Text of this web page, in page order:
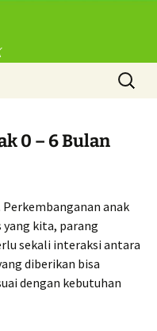
Search
for:
0 – 6 Bulan
anak
kita, parang
sekali interaksi antara
diberikan bisa
dengan kebutuhan